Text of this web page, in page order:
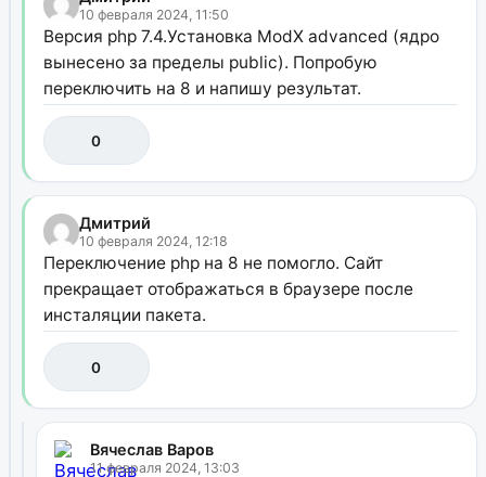
10 февраля 2024, 11:50
Версия php 7.4.Установка ModX advanced (ядро
вынесено за пределы public). Попробую
переключить на 8 и напишу результат.
0
Дмитрий
10 февраля 2024, 12:18
Переключение php на 8 не помогло. Сайт
прекращает отображаться в браузере после
инсталяции пакета.
0
Вячеслав Варов
11 февраля 2024, 13:03